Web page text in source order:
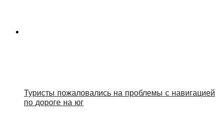
Туристы пожаловались на проблемы с навигацией
по дороге на юг